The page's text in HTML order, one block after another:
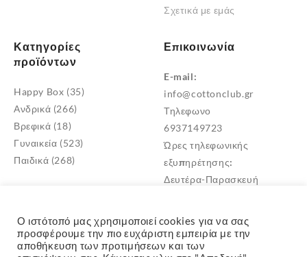
Σχετικά με εμάς
Κατηγορίες
προϊόντων
Happy Box (35)
Ανδρικά (266)
Βρεφικά (18)
Γυναικεία (523)
Παιδικά (268)
Επικοινωνία
E-mail:
info@cottonclub.gr
Τηλεφωνο
6937149723
Ώρες τηλεφωνικής
εξυπηρέτησης:
Δευτέρα-Παρασκευή
Μεταμόρφωση Αττικής
TK: 14452
Ο ιστότοπό μας χρησιμοποιεί cookies για να σας
προσφέρουμε την πιο ευχάριστη εμπειρία με την
αποθήκευση των προτιμήσεων και των